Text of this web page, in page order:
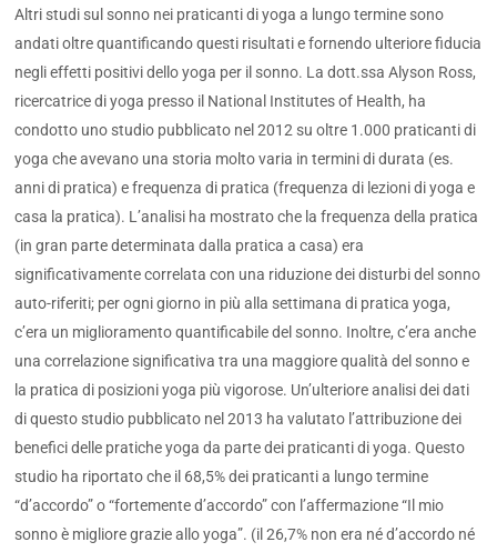
Altri studi sul sonno nei praticanti di yoga a lungo termine sono
andati oltre quantificando questi risultati e fornendo ulteriore fiducia
negli effetti positivi dello yoga per il sonno. La dott.ssa Alyson Ross,
ricercatrice di yoga presso il National Institutes of Health, ha
condotto uno studio pubblicato nel 2012 su oltre 1.000 praticanti di
yoga che avevano una storia molto varia in termini di durata (es.
anni di pratica) e frequenza di pratica (frequenza di lezioni di yoga e
casa la pratica). L’analisi ha mostrato che la frequenza della pratica
(in gran parte determinata dalla pratica a casa) era
significativamente correlata con una riduzione dei disturbi del sonno
auto-riferiti; per ogni giorno in più alla settimana di pratica yoga,
c’era un miglioramento quantificabile del sonno. Inoltre, c’era anche
una correlazione significativa tra una maggiore qualità del sonno e
la pratica di posizioni yoga più vigorose. Un’ulteriore analisi dei dati
di questo studio pubblicato nel 2013 ha valutato l’attribuzione dei
benefici delle pratiche yoga da parte dei praticanti di yoga. Questo
studio ha riportato che il 68,5% dei praticanti a lungo termine
“d’accordo” o “fortemente d’accordo” con l’affermazione “Il mio
sonno è migliore grazie allo yoga”. (il 26,7% non era né d’accordo né